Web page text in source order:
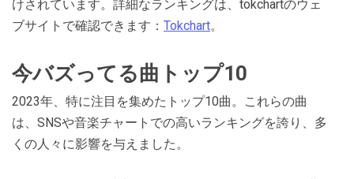
けされています。詳細なランキングは、tokchartのウェ
ブサイトで確認できます： Tokchart​​。
今バズってる曲トップ10
2023年、特に注目を集めたトップ10曲。これらの曲
は、SNSや音楽チャートでの高いランキングを誇り、多
くの人々に影響を与えました。